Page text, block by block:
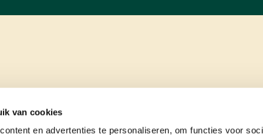
van cookies
en advertenties te personaliseren, om functies voor